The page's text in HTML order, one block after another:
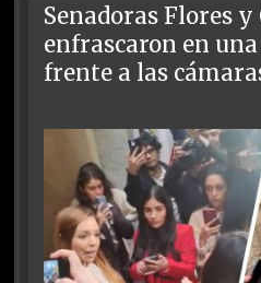
Senadoras Flores
enfrascaron en
frente a las